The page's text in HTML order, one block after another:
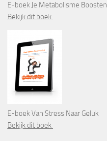
E-boek Je Metabolisme Boosten
Bekijk dit boek
E-boek Van Stress Naar Geluk
Bekijk dit boek